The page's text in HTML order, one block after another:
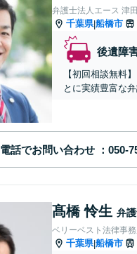
弁護士法人エース 津
千葉県|船橋市
後遺障
【初回相談無料
とに実績豊富な
電話でお問い合わせ
髙橋 怜生 弁
ベリーベスト法律事
千葉県|船橋市